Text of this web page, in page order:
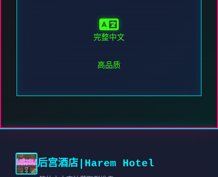
完整中文
高品质
后宫酒店|Harem Hotel